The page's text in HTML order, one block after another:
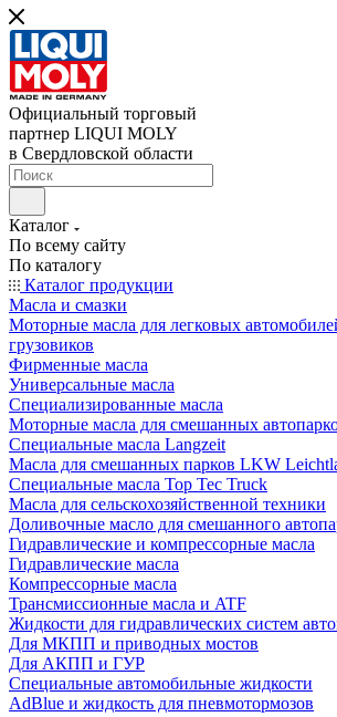
Официальный торговый
партнер LIQUI MOLY
в Свердловской области
Каталог
По всему сайту
По каталогу
Каталог продукции
Масла и смазки
Моторные масла для легковых
грузовиков
Фирменные масла
Универсальные масла
Специализированные масла
Моторные масла для смешанных
Специальные масла Langzeit
Масла для смешанных парков LKW
Специальные масла Top Tec Truck
Масла для сельскохозяйственной техники
Доливочные масло для смешанного
Гидравлические и компрессорные масла
Гидравлические масла
Компрессорные масла
Трансмиссионные масла и ATF
Жидкости для гидравлических систем
Для МКПП и приводных мостов
Для АКПП и ГУР
Специальные автомобильные жидкости
AdBlue и жидкость для пневмотормозов